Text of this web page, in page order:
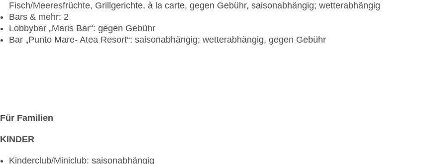
Fisch/Meeresfrüchte, Grillgerichte, à la carte, gegen Gebühr, saisonabhängig; wetterabhängig
Bars & mehr: 2
Lobbybar „Maris Bar“: gegen Gebühr
Bar „Punto Mare- Atea Resort“: saisonabhängig; wetterabhängig, gegen Gebühr
Für Familien
KINDER
Kinderclub/Miniclub: saisonabhängig